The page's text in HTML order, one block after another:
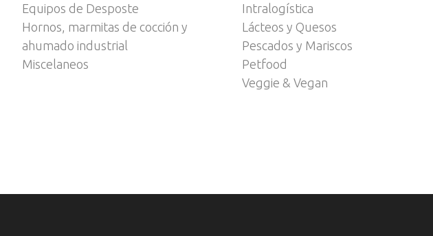
Equipos de Desposte
Hornos, marmitas de cocción y
ahumado industrial
Miscelaneos
Intralogística
Lácteos y Quesos
Pescados y Mariscos
Petfood
Veggie & Vegan